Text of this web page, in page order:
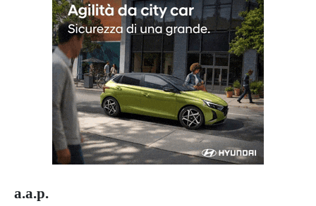
a.a.p.